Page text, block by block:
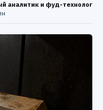
аналитик и фуд-технолог